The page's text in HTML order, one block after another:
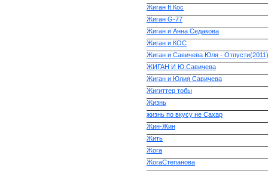
Жиган ft.Кос
Жиган G-77
Жиган и Анна Седакова
Жиган и КОС
Жиган и Савичева Юля - Отпусти(2011)
ЖИГАН И Ю.Савичева
Жиган и Юлия Савичева
Жигиттер тобы
Жизнь
жизнь по вкусу не Сахаp
Жин-Жин
Жить
Жога
ЖогаСтепанова